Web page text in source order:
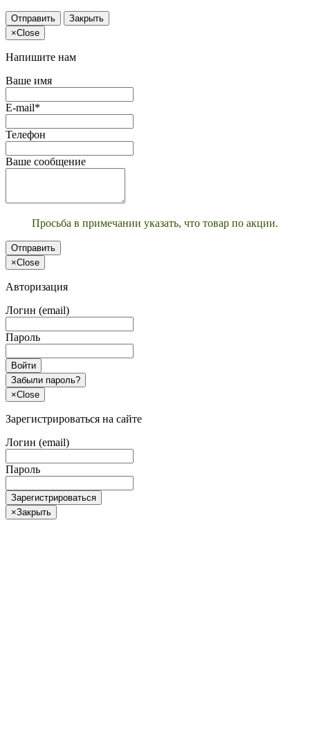
Отправить
Закрыть
×Close
Напишите нам
Ваше имя
E-mail*
Телефон
Ваше сообщение
Просьба в примечании указать, что товар по акции.
Отправить
×Close
Авторизация
Логин (email)
Пароль
Войти
Забыли пароль?
×Close
Зарегистрироваться на сайте
Логин (email)
Пароль
Зарегистрироваться
×Закрыть